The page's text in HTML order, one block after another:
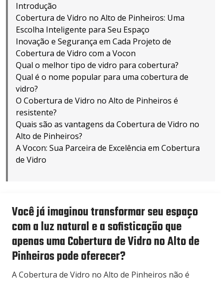
Introdução
Cobertura de Vidro no Alto de Pinheiros: Uma
Escolha Inteligente para Seu Espaço
Inovação e Segurança em Cada Projeto de
Cobertura de Vidro com a Vocon
Qual o melhor tipo de vidro para cobertura?
Qual é o nome popular para uma cobertura de
vidro?
O Cobertura de Vidro no Alto de Pinheiros é
resistente?
Quais são as vantagens da Cobertura de Vidro no
Alto de Pinheiros?
A Vocon: Sua Parceira de Excelência em Cobertura
de Vidro
Você já imaginou transformar seu espaço
com a luz natural e a sofisticação que
apenas uma Cobertura de Vidro no Alto de
Pinheiros pode oferecer?
A Cobertura de Vidro no Alto de Pinheiros não é